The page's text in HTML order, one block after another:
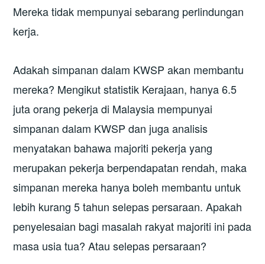
Mereka tidak mempunyai sebarang perlindungan
kerja.
Adakah simpanan dalam KWSP akan membantu
mereka? Mengikut statistik Kerajaan, hanya 6.5
juta orang pekerja di Malaysia mempunyai
simpanan dalam KWSP dan juga analisis
menyatakan bahawa majoriti pekerja yang
merupakan pekerja berpendapatan rendah, maka
simpanan mereka hanya boleh membantu untuk
lebih kurang 5 tahun selepas persaraan. Apakah
penyelesaian bagi masalah rakyat majoriti ini pada
masa usia tua? Atau selepas persaraan?